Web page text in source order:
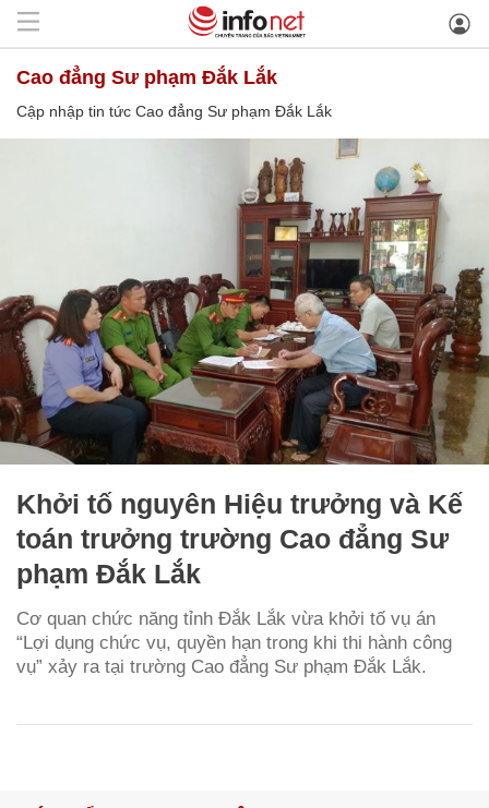
Cao đẳng Sư phạm Đắk Lắk
Cập nhập tin tức Cao đẳng Sư phạm Đắk Lắk
Khởi tố nguyên Hiệu trưởng và Kế
toán trưởng trường Cao đẳng Sư
phạm Đắk Lắk
Cơ quan chức năng tỉnh Đắk Lắk vừa khởi tố vụ án
“Lợi dụng chức vụ, quyền hạn trong khi thi hành công
vụ” xảy ra tại trường Cao đẳng Sư phạm Đắk Lắk.